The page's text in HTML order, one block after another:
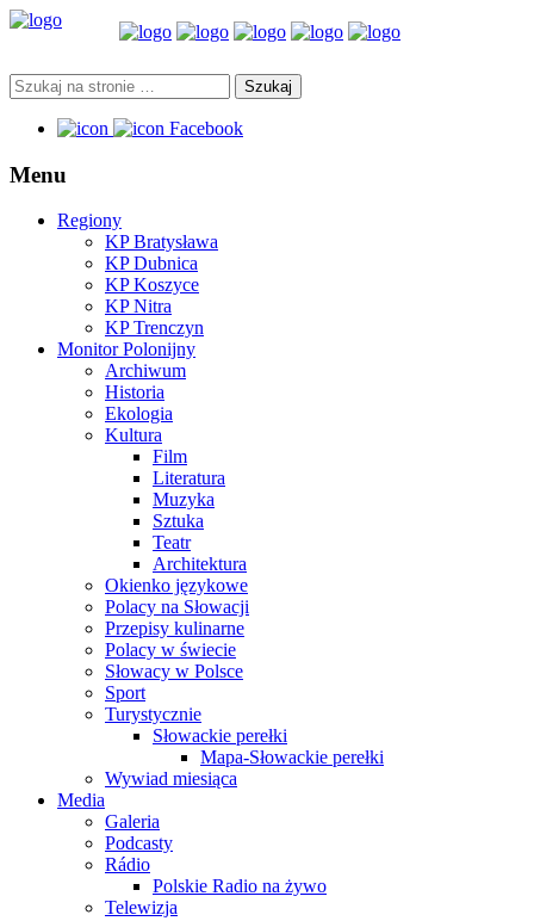
Facebook
Menu
Regiony
KP Bratysława
KP Dubnica
KP Koszyce
KP Nitra
KP Trenczyn
Monitor Polonijny
Archiwum
Historia
Ekologia
Kultura
Film
Literatura
Muzyka
Sztuka
Teatr
Architektura
Okienko językowe
Polacy na Słowacji
Przepisy kulinarne
Polacy w świecie
Słowacy w Polsce
Sport
Turystycznie
Słowackie perełki
Mapa-Słowackie perełki
Wywiad miesiąca
Media
Galeria
Podcasty
Rádio
Polskie Radio na żywo
Telewizja